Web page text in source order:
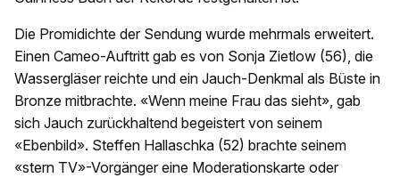
Die Promidichte der Sendung wurde mehrmals erweitert.
Einen Cameo-Auftritt gab es von Sonja Zietlow (56), die
Wassergläser reichte und ein Jauch-Denkmal als Büste in
Bronze mitbrachte. «Wenn meine Frau das sieht», gab
sich Jauch zurückhaltend begeistert von seinem
«Ebenbild». Steffen Hallaschka (52) brachte seinem
«stern TV»-Vorgänger eine Moderationskarte oder